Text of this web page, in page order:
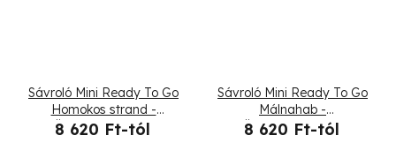
Sávroló Mini Ready To Go
Homokos strand -
Összehajtogatott
8 620 Ft-tól
Sávroló Mini Ready To Go
Málnahab -
Összehajtogatott
8 620 Ft-tól